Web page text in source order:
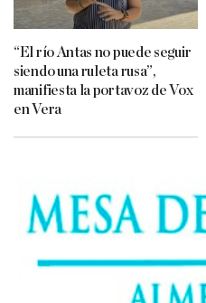
“El río Antas no puede seguir
siendo una ruleta rusa”,
manifiesta la portavoz de Vox
en Vera